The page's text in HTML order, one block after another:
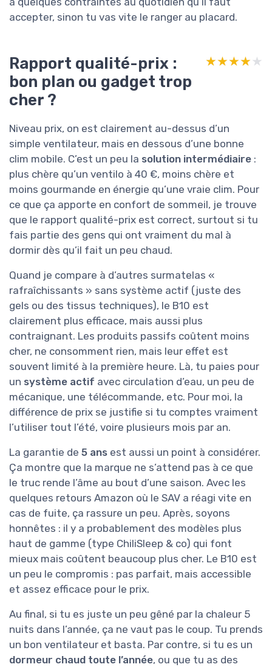
accepter, sinon tu vas vite le ranger au placard.
Rapport qualité-prix :
bon plan ou gadget trop
cher ?
★★★★★
★★★★★
Niveau prix, on est clairement au-dessus d’un
simple ventilateur, mais en dessous d’une bonne
clim mobile. C’est un peu la solution intermédiaire :
plus chère qu’un ventilo à 40 €, moins chère et
moins gourmande en énergie qu’une vraie clim. Pour
ce que ça apporte en confort de sommeil, je trouve
que le rapport qualité-prix est correct, surtout si tu
fais partie des gens qui ont vraiment du mal à
dormir dès qu’il fait un peu chaud.
Quand je compare à d’autres surmatelas «
rafraîchissants » sans système actif (juste des
gels ou des tissus techniques), le B10 est
clairement plus efficace, mais aussi plus
contraignant. Les produits passifs coûtent moins
cher, ne consomment rien, mais leur effet est
souvent limité à la première heure. Là, tu paies pour
un système actif avec circulation d’eau, un peu de
mécanique, une télécommande, etc. Pour moi, la
différence de prix se justifie si tu comptes vraiment
l’utiliser tout l’été, voire plusieurs mois par an.
La garantie de 5 ans est aussi un point à considérer.
Ça montre que la marque ne s’attend pas à ce que
le truc rende l’âme au bout d’une saison. Avec les
quelques retours Amazon où le SAV a réagi vite en
cas de fuite, ça rassure un peu. Après, soyons
honnêtes : il y a probablement des modèles plus
haut de gamme (type ChiliSleep & co) qui font
mieux mais coûtent beaucoup plus cher. Le B10 est
un peu le compromis : pas parfait, mais accessible
et assez efficace pour le prix.
Au final, si tu es juste un peu gêné par la chaleur 5
nuits dans l’année, ça ne vaut pas le coup. Tu prends
un bon ventilateur et basta. Par contre, si tu es un
dormeur chaud toute l’année, ou que tu as des